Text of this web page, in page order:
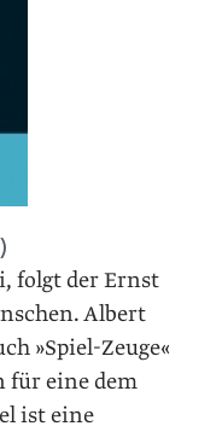
folgt der Ernst
Albert
»Spiel-Zeuge«
für eine dem
ist eine